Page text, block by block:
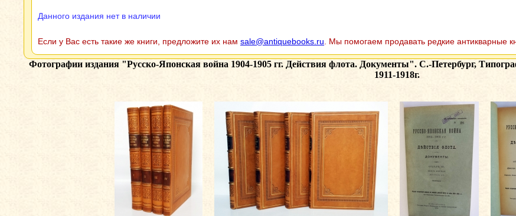
Данного издания нет в наличии
Если у Вас есть такие же книги, предложите их нам sale@antiquebooks.ru . Мы помогаем продавать редкие антикварные
Фотографии издания "Русско-Японская война 1904-1905 гг. Действия флота. Документы". С.-Петербург,
1911-1918г.